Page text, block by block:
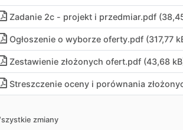
Zadanie 2c - projekt i przedmiar.pdf
Ogłoszenie o wyborze oferty.pdf (317,77
Zestawienie złożonych ofert.pdf (43,68
Streszczenie oceny i porównania
zmiany